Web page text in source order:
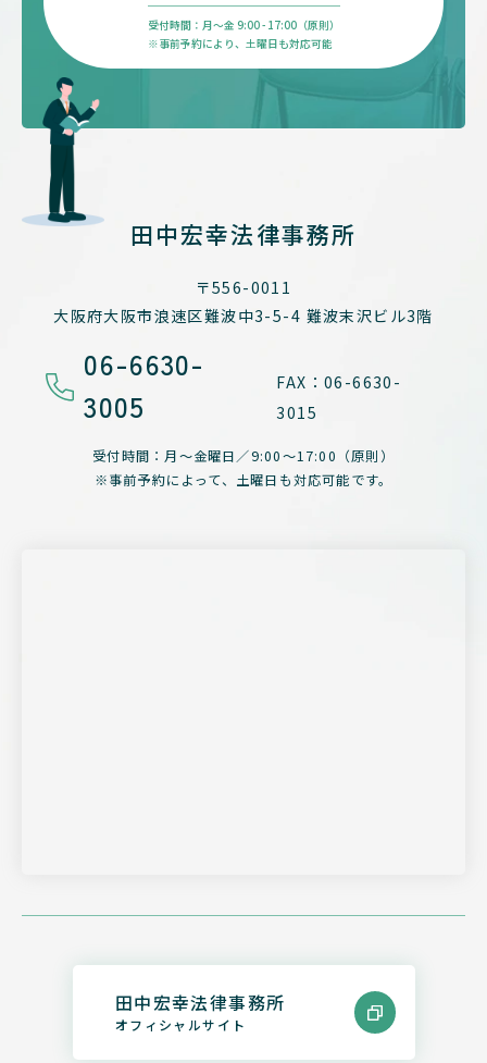
受付時間：月〜金 9:00 - 17:00（原則）
※事前予約により、土曜日も対応可能
田中宏幸法律事務所
〒556-0011
大阪府大阪市浪速区難波中3-5-4 難波末沢ビル3階
06-6630-
3005
FAX：06-6630-
3015
受付時間：月～金曜日／9:00～17:00（原則）
※事前予約によって、 土曜日も対応可能です。
田中宏幸法律事務所
オフィシャルサイト